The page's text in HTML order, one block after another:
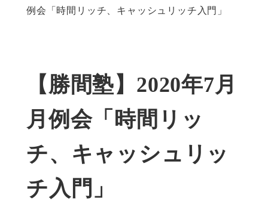
例会「時間リッチ、キャッシュリッチ入門」
【勝間塾】2020年7月
月例会「時間リッ
チ、キャッシュリッ
チ入門」